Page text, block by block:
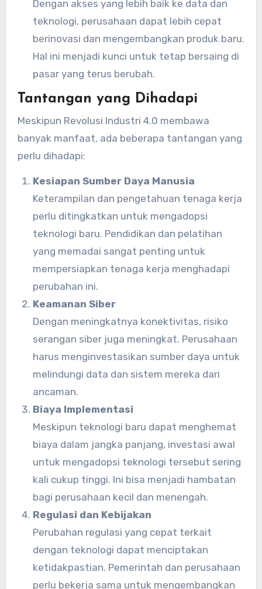
Dengan akses yang lebih baik ke data dan
teknologi, perusahaan dapat lebih cepat
berinovasi dan mengembangkan produk baru.
Hal ini menjadi kunci untuk tetap bersaing di
pasar yang terus berubah.
Tantangan yang Dihadapi
Meskipun Revolusi Industri 4.0 membawa
banyak manfaat, ada beberapa tantangan yang
perlu dihadapi:
Kesiapan Sumber Daya Manusia
Keterampilan dan pengetahuan tenaga kerja
perlu ditingkatkan untuk mengadopsi
teknologi baru. Pendidikan dan pelatihan
yang memadai sangat penting untuk
mempersiapkan tenaga kerja menghadapi
perubahan ini.
Keamanan Siber
Dengan meningkatnya konektivitas, risiko
serangan siber juga meningkat. Perusahaan
harus menginvestasikan sumber daya untuk
melindungi data dan sistem mereka dari
ancaman.
Biaya Implementasi
Meskipun teknologi baru dapat menghemat
biaya dalam jangka panjang, investasi awal
untuk mengadopsi teknologi tersebut sering
kali cukup tinggi. Ini bisa menjadi hambatan
bagi perusahaan kecil dan menengah.
Regulasi dan Kebijakan
Perubahan regulasi yang cepat terkait
dengan teknologi dapat menciptakan
ketidakpastian. Pemerintah dan perusahaan
perlu bekerja sama untuk mengembangkan